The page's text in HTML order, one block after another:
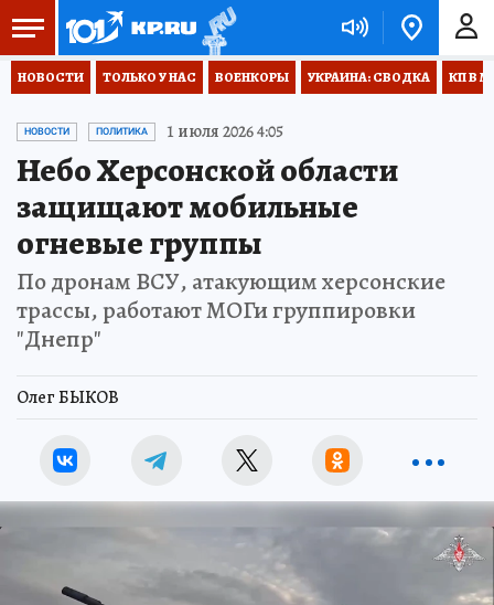
НОВОСТИ ТОЛЬКО У НАС ВОЕНКОРЫ УКРАИНА: СВОДКА КП В
НОВОСТИ ПОЛИТИКА 1 июля 2026 4:05
Небо Херсонской области
защищают мобильные
огневые группы
По дронам ВСУ, атакующим херсонские
трассы, работают МОГи группировки
"Днепр"
Олег БЫКОВ